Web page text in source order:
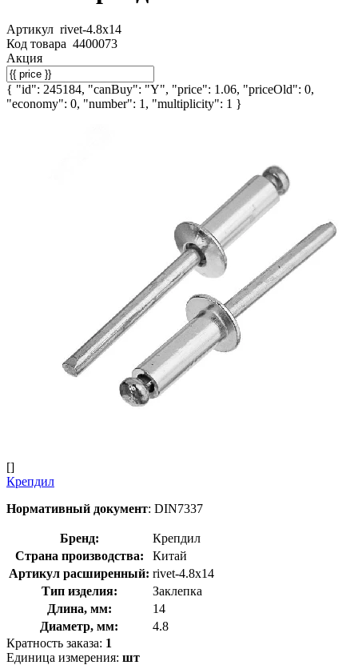
Артикул rivet-4.8х14
Код товара 4400073
Акция
{ "id": 245184, "canBuy": "Y", "price": 1.06, "priceOld": 0,
"economy": 0, "number": 1, "multiplicity": 1 }
[]
Крепдил
Нормативный документ: DIN7337
Бренд:
Крепдил
Страна производства:
Китай
Артикул расширенный: rivet-4.8х14
Тип изделия:
Заклепка
Длина, мм:
14
Диаметр, мм:
4.8
Кратность заказа: 1
Единица измерения: шт